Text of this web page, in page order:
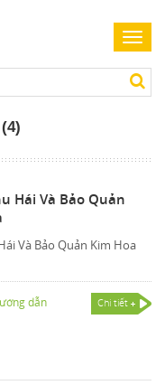
Hái Và Bảo Quản
Và Bảo Quản Kim Hoa
dẫn Chi tiết